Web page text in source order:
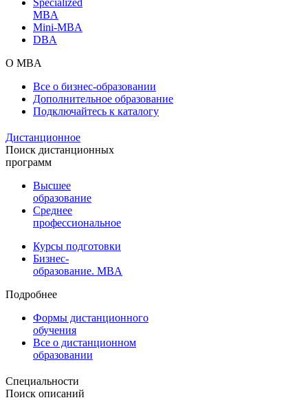
MBA
Mini-MBA
DBA
О MBA
Все о бизнес-образовании
Дополнительное образование
Подключайтесь к каталогу
Дистанционное
Поиск дистанционных
программ
Высшее
образование
Среднее
профессиональное
Курсы подготовки
Бизнес-
образование. MBA
Подробнее
Формы дистанционного
обучения
Все о дистанционном
образовании
Специальности
Поиск описаний